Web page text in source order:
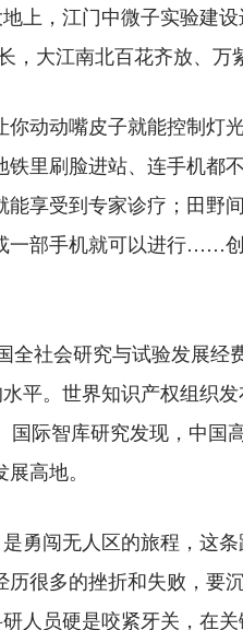
上，江门中微子实验建
大江南北百花齐放、万
动嘴皮子就能控制灯
里刷脸进站、连手机都
享受到专家诊疗；田野
部手机就可以进行……
社会研究与试验发展经
平。世界知识产权组织
际智库研究发现，中国
高地。
闯无人区的旅程，这
很多的挫折和失败，要
人员硬是咬紧牙关，在